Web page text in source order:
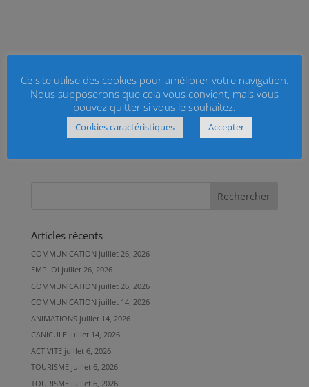
Articles récents
COMMUNICATION juillet 26, 2026
EMPLOI juillet 26, 2026
COMMUNICATION juillet 26, 2026
COMMUNICATION juillet 14, 2026
ANIMATIONS juillet 14, 2026
CANICULE juillet 14, 2026
ACTIVITE juillet 6, 2026
TOURISME juillet 6, 2026
TOURISME juillet 6, 2026
Ce site utilise des cookies pour améliorer votre navigation.
Nous supposerons que cela vous convient, mais vous
pouvez quitter si vous le souhaitez.
Cookies caractéristiques Accepter